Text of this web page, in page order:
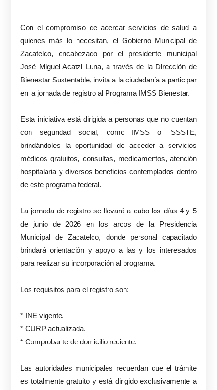
Con el compromiso de acercar servicios de salud a
quienes más lo necesitan, el Gobierno Municipal de
Zacatelco, encabezado por el presidente municipal
José Miguel Acatzi Luna, a través de la Dirección de
Bienestar Sustentable, invita a la ciudadanía a participar
en la jornada de registro al Programa IMSS Bienestar.
Esta iniciativa está dirigida a personas que no cuentan
con seguridad social, como IMSS o ISSSTE,
brindándoles la oportunidad de acceder a servicios
médicos gratuitos, consultas, medicamentos, atención
hospitalaria y diversos beneficios contemplados dentro
de este programa federal.
La jornada de registro se llevará a cabo los días 4 y 5
de junio de 2026 en los arcos de la Presidencia
Municipal de Zacatelco, donde personal capacitado
brindará orientación y apoyo a las y los interesados
para realizar su incorporación al programa.
Los requisitos para el registro son:
* INE vigente.
* CURP actualizada.
* Comprobante de domicilio reciente.
Las autoridades municipales recuerdan que el trámite
es totalmente gratuito y está dirigido exclusivamente a